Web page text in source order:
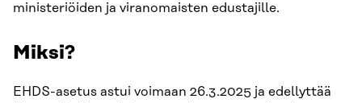
ministeriöiden ja viranomaisten edustajille.
Miksi?
EHDS-asetus astui voimaan 26.3.2025 ja edellyttää